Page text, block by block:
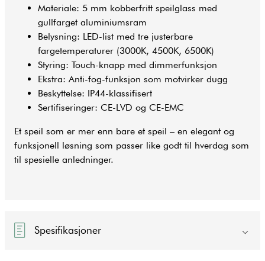
Materiale: 5 mm kobberfritt speilglass med
gullfarget aluminiumsram
Belysning: LED-list med tre justerbare
fargetemperaturer (3000K, 4500K, 6500K)
Styring: Touch-knapp med dimmerfunksjon
Ekstra: Anti-fog-funksjon som motvirker dugg
Beskyttelse: IP44-klassifisert
Sertifiseringer: CE-LVD og CE-EMC
Et speil som er mer enn bare et speil – en elegant og
funksjonell løsning som passer like godt til hverdag som
til spesielle anledninger.
Spesifikasjoner